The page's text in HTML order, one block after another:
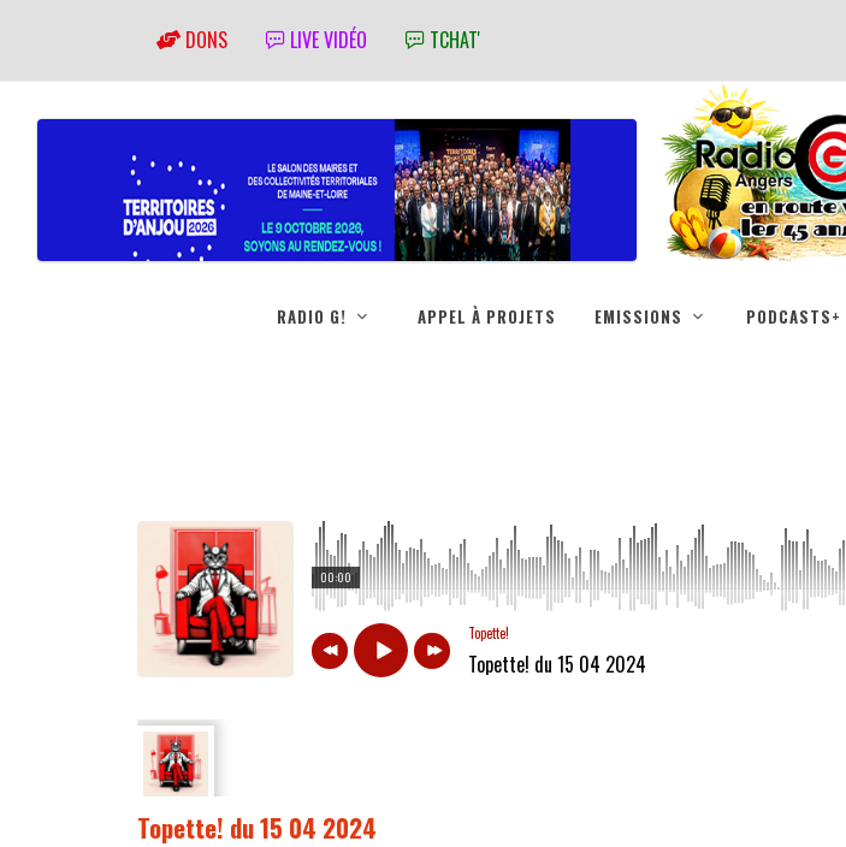
DONS LIVE VIDÉO TCHAT'
RADIO G! APPEL À PROJETS EMISSIONS PODCASTS+
00:00
Topette!
Topette! du 15 04 2024
Topette! du 15 04 2024